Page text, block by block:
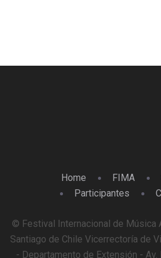
Home FIMA
Participantes
© Festival Internacional de Música
Santiago de Chile Vicerrectoría de
- Departamento de Extensión -